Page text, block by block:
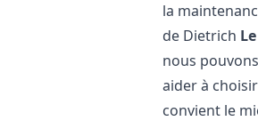
la
de Dietrich
nous
aider à
convient le